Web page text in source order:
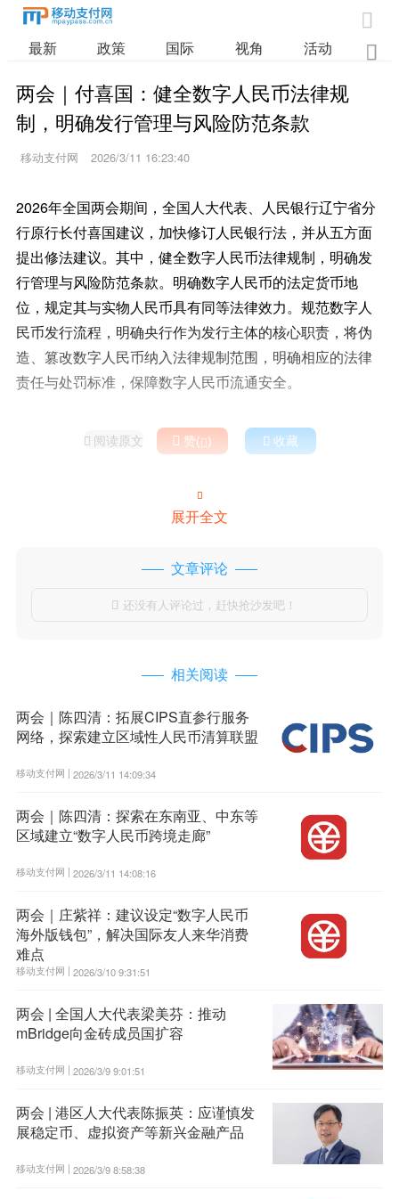

最新 政策 国际 视角 活动 业

两会｜付喜国：健全数字人民币法律规
制，明确发行管理与风险防范条款
移动支付网 2026/3/11 16:23:40
2026年全国两会期间，全国人大代表、人民银行辽宁省分
行原行长付喜国建议，加快修订人民银行法，并从五方面
提出修法建议。其中，健全数字人民币法律规制，明确发
行管理与风险防范条款。明确数字人民币的法定货币地
位，规定其与实物人民币具有同等法律效力。规范数字人
民币发行流程，明确央行作为发行主体的核心职责，将伪
造、篡改数字人民币纳入法律规制范围，明确相应的法律
责任与处罚标准，保障数字人民币流通安全。
 阅读原文  赞()  收藏

展开全文
文章评论
 还没有人评论过，赶快抢沙发吧！
相关阅读
两会｜陈四清：拓展CIPS直参行服务
网络，探索建立区域性人民币清算联盟
移动支付网 | 2026/3/11 14:09:34
两会｜陈四清：探索在东南亚、中东等
区域建立“数字人民币跨境走廊”
移动支付网 | 2026/3/11 14:08:16
两会｜庄紫祥：建议设定“数字人民币
海外版钱包”，解决国际友人来华消费
难点
移动支付网 | 2026/3/10 9:31:51
两会 | 全国人大代表梁美芬：推动
mBridge向金砖成员国扩容
移动支付网 | 2026/3/9 9:01:51
两会 | 港区人大代表陈振英：应谨慎发
展稳定币、虚拟资产等新兴金融产品
移动支付网 | 2026/3/9 8:58:38